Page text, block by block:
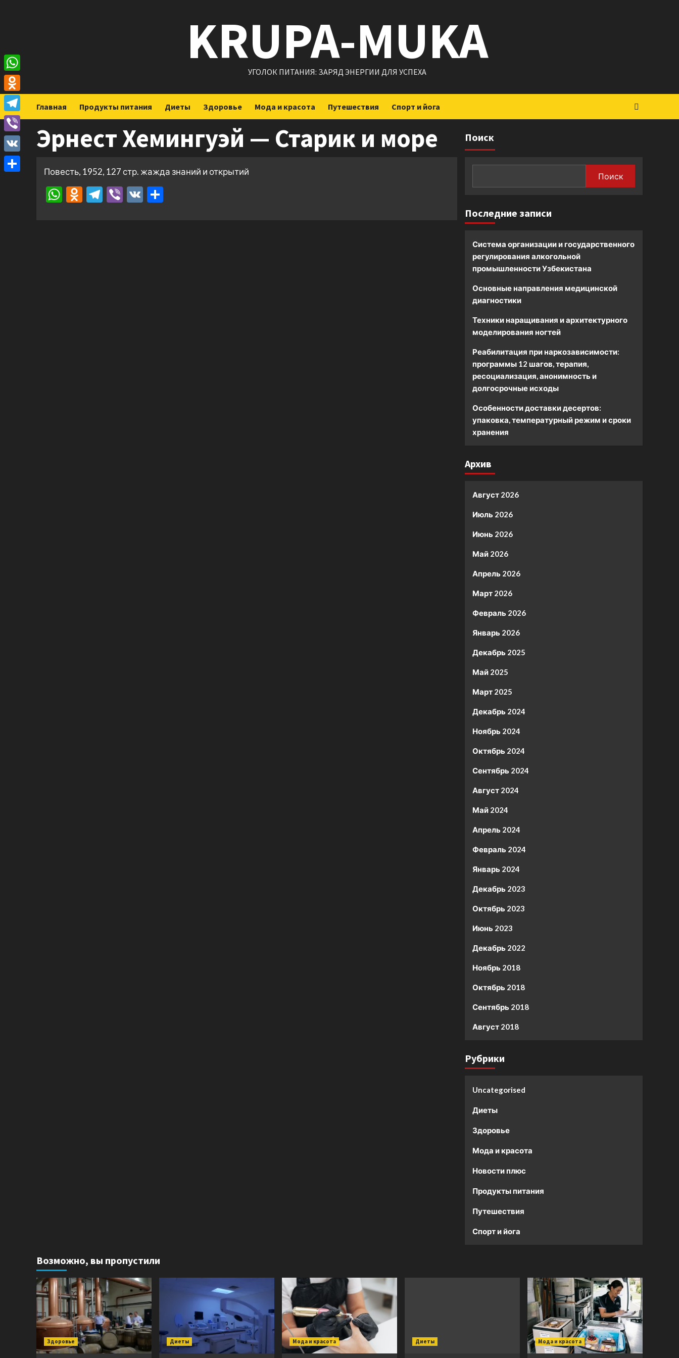
KRUPA-MUKA
УГОЛОК ПИТАНИЯ: ЗАРЯД ЭНЕРГИИ ДЛЯ УСПЕХА
Главная Продукты питания Диеты Здоровье Мода и красота Путешествия Спорт и йога
Эрнест Хемингуэй — Старик и море
Повесть, 1952, 127 стр. жажда знаний и открытий
WhatsApp
Odnoklassniki
Telegram
Viber
VK
Поиск
Поиск
Последние записи
Система организации и государственного
регулирования алкогольной
промышленности Узбекистана
Основные направления медицинской
диагностики
Техники наращивания и архитектурного
моделирования ногтей
Реабилитация при наркозависимости:
программы 12 шагов, терапия,
ресоциализация, анонимность и
долгосрочные исходы
Особенности доставки десертов:
упаковка, температурный режим и сроки
хранения
Архив
Август 2026
Июль 2026
Июнь 2026
Май 2026
Апрель 2026
Март 2026
Февраль 2026
Январь 2026
Декабрь 2025
Май 2025
Март 2025
Декабрь 2024
Ноябрь 2024
Октябрь 2024
Сентябрь 2024
Август 2024
Май 2024
Апрель 2024
Февраль 2024
Январь 2024
Декабрь 2023
Октябрь 2023
Июнь 2023
Декабрь 2022
Ноябрь 2018
Октябрь 2018
Сентябрь 2018
Август 2018
Рубрики
Uncategorised
Диеты
Здоровье
Мода и красота
Новости плюс
Продукты питания
Путешествия
Спорт и йога
Возможно, вы пропустили
Здоровье Диеты Мода и красота Диеты Мода и красота
WhatsApp
Odnoklassniki
Telegram
Viber
VK